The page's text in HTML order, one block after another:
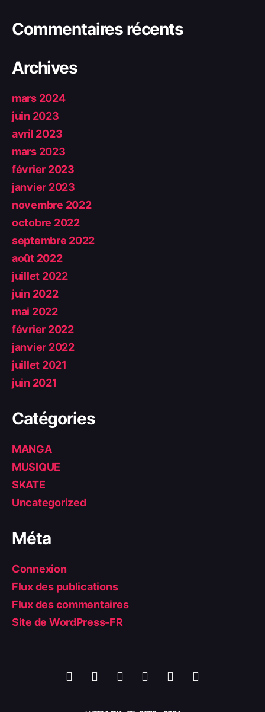
Commentaires récents
Archives
mars 2024
juin 2023
avril 2023
mars 2023
février 2023
janvier 2023
novembre 2022
octobre 2022
septembre 2022
août 2022
juillet 2022
juin 2022
mai 2022
février 2022
janvier 2022
juillet 2021
juin 2021
Catégories
MANGA
MUSIQUE
SKATE
Uncategorized
Méta
Connexion
Flux des publications
Flux des commentaires
Site de WordPress-FR